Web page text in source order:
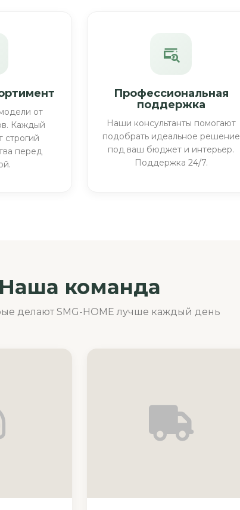
от
Каждый
строгий
перед
Профессиональная
поддержка
Наши консультанты помогают
подобрать идеальное решение
под ваш бюджет и интерьер.
Поддержка 24/7.
Наша команда
делают SMG-HOME лучше каждый день